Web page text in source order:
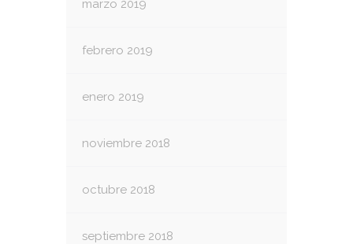
marzo 2019
febrero 2019
enero 2019
noviembre 2018
octubre 2018
septiembre 2018